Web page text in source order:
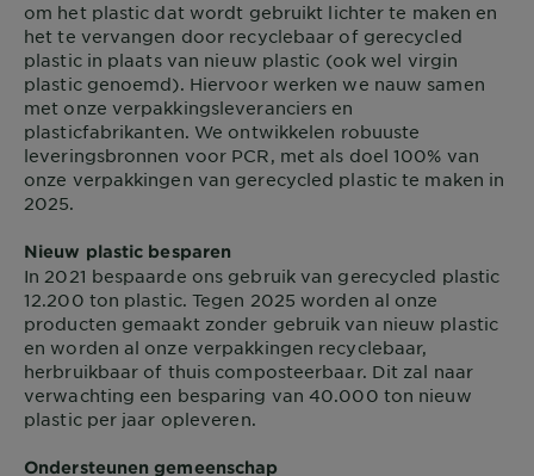
om het plastic dat wordt gebruikt lichter te maken en
het te vervangen door recyclebaar of gerecycled
plastic in plaats van nieuw plastic (ook wel virgin
plastic genoemd). Hiervoor werken we nauw samen
met onze verpakkingsleveranciers en
plasticfabrikanten. We ontwikkelen robuuste
leveringsbronnen voor PCR, met als doel 100% van
onze verpakkingen van gerecycled plastic te maken in
2025.
Nieuw plastic besparen
In 2021 bespaarde ons gebruik van gerecycled plastic
12.200 ton plastic. Tegen 2025 worden al onze
producten gemaakt zonder gebruik van nieuw plastic
en worden al onze verpakkingen recyclebaar,
herbruikbaar of thuis composteerbaar. Dit zal naar
verwachting een besparing van 40.000 ton nieuw
plastic per jaar opleveren.
Ondersteunen gemeenschap